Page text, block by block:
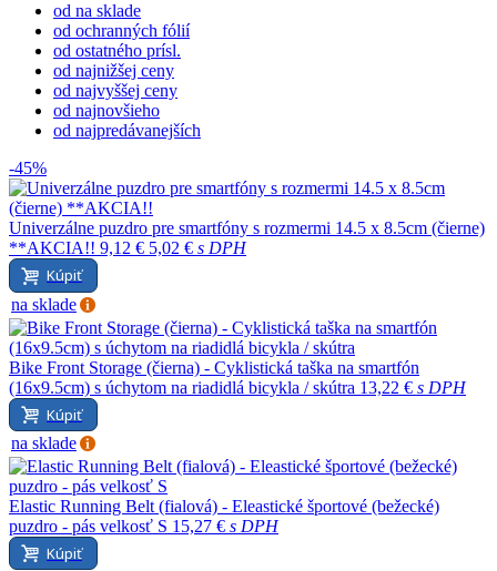
od na sklade
od ochranných fólií
od ostatného prísl.
od najnižšej ceny
od najvyššej ceny
od najnovšieho
od najpredávanejších
-45%
Univerzálne puzdro pre smartfóny s rozmermi 14.5 x 8.5cm (čierne)
**AKCIA!! 9,12 € 5,02 € s DPH
Kúpiť
na sklade
Bike Front Storage (čierna) - Cyklistická taška na smartfón
(16x9.5cm) s úchytom na riadidlá bicykla / skútra 13,22 € s DPH
Kúpiť
na sklade
Elastic Running Belt (fialová) - Eleastické športové (bežecké)
puzdro - pás velkosť S 15,27 € s DPH
Kúpiť